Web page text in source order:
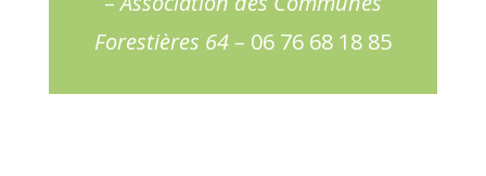
Forestières 64 – 06 76 68 18 85